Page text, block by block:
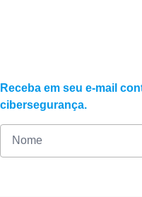
Receba em seu e-mail
cibersegurança.